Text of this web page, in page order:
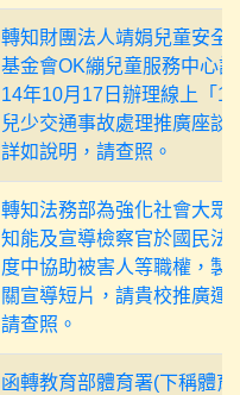
轉知財團法人靖娟兒童安全
基金會OK繃兒童服務中心
14年10月17日辦理線上「
兒少交通事故處理推廣座談
詳如說明，請查照。
轉知法務部為強化社會大眾
知能及宣導檢察官於國民法
度中協助被害人等職權，製
關宣導短片，請貴校推廣運
請查照。
函轉教育部體育署(下稱體育